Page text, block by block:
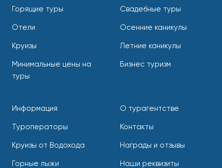
Горящие туры
Отели
Круизы
Минимальные цены на
туры
Свадебные туры
Осенние каникулы
Летние каникулы
Бизнес туризм
Информация
Туроператоры
Круизы от Водохода
Горные лыжи
О турагентстве
Контакты
Награды и отзывы
Наши реквизиты